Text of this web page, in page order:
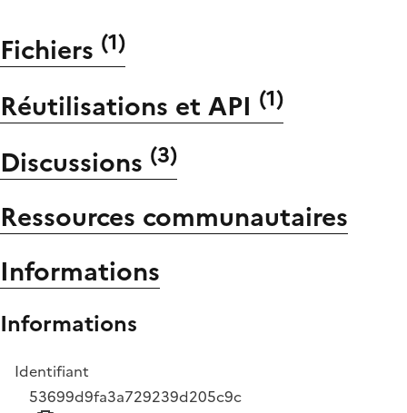
Fichiers (1)
Réutilisations et API (1)
Discussions (3)
Ressources communautaires
Informations
Informations
Identifiant
53699d9fa3a729239d205c9c